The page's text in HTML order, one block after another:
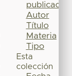
publicación
Autor
Título
Materia
Tipo
Esta
colección